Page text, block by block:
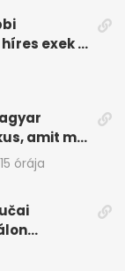
exek a
amit ma
15 órája